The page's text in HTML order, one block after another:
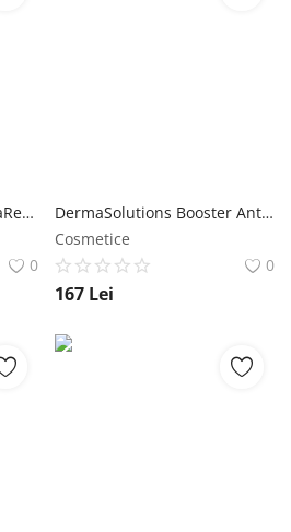
Set Premium Care DermaRevolution ten normal/uscat Wawa Fresh Cosmetics
0
DermaSolutions Booster Antirid&Lifting 100% molecular skincare Wawa Fresh Cosmetics
Cosmetice
0
167 Lei